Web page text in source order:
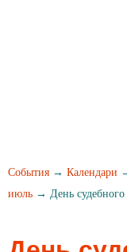
События → Календари
июль → День